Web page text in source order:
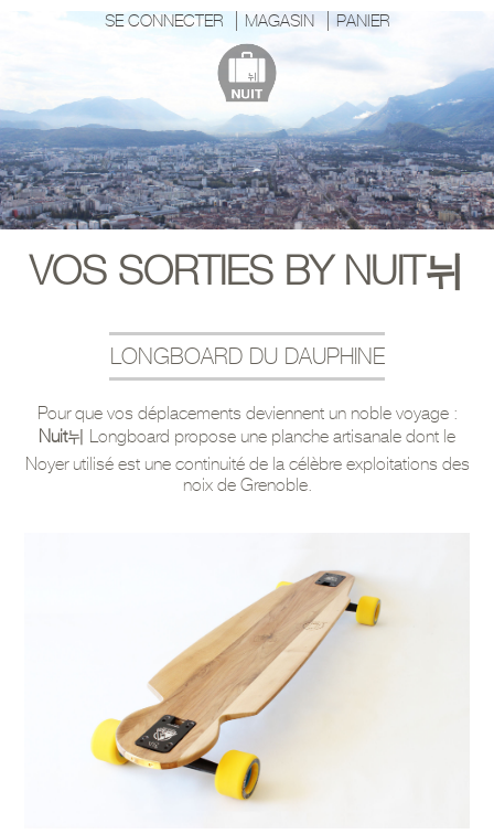
SE CONNECTER MAGASIN PANIER
VOS SORTIES BY NUIT뉘
LONGBOARD DU DAUPHINE
Pour que vos déplacements deviennent un noble voyage :
Nuit뉘 Longboard propose une planche artisanale dont le
Noyer utilisé est une continuité de la célèbre exploitations des
noix de Grenoble.